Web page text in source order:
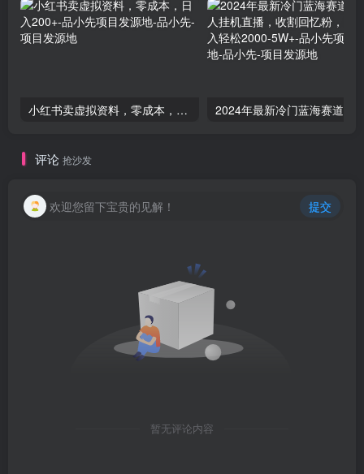
小红书卖虚拟资料，零成本，日入200+-品小先项目发源地
评论 抢沙发
欢迎您留下宝贵的见解！ 提交
暂无评论内容